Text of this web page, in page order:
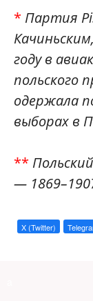
* Партия
году в
польского
одержала
выборах в
**
—
X (Twitter)